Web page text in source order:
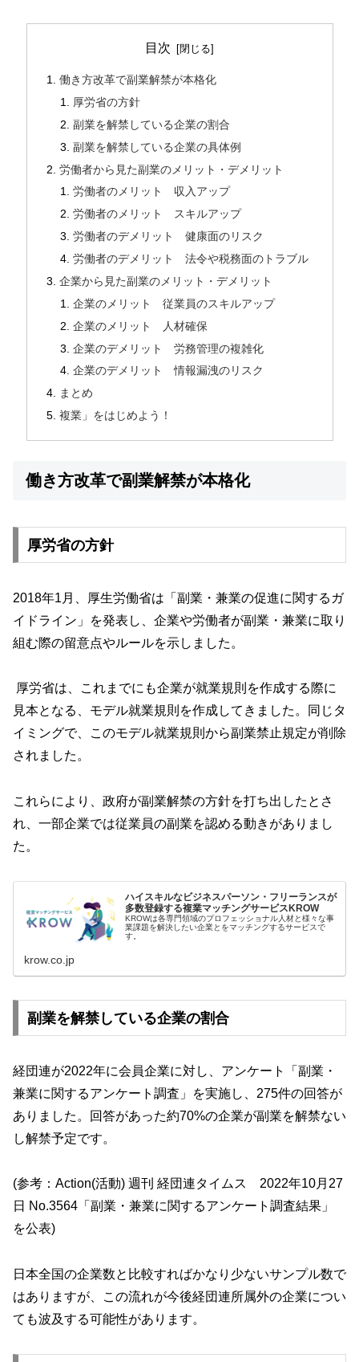
目次
働き方改革で副業解禁が本格化
厚労省の方針
副業を解禁している企業の割合
副業を解禁している企業の具体例
労働者から見た副業のメリット・デメリット
労働者のメリット 収入アップ
労働者のメリット スキルアップ
労働者のデメリット 健康面のリスク
労働者のデメリット 法令や税務面のトラブル
企業から見た副業のメリット・デメリット
企業のメリット 従業員のスキルアップ
企業のメリット 人材確保
企業のデメリット 労務管理の複雑化
企業のデメリット 情報漏洩のリスク
まとめ
複業」をはじめよう！
働き方改革で副業解禁が本格化
厚労省の方針
2018年1月、厚生労働省は「副業・兼業の促進に関するガ
イドライン」を発表し、企業や労働者が副業・兼業に取り
組む際の留意点やルールを示しました。
厚労省は、これまでにも企業が就業規則を作成する際に
見本となる、モデル就業規則を作成してきました。同じタ
イミングで、このモデル就業規則から副業禁止規定が削除
されました。
これらにより、政府が副業解禁の方針を打ち出したとさ
れ、一部企業では従業員の副業を認める動きがありまし
た。
ハイスキルなビジネスパーソン・フリーランスが
多数登録する複業マッチングサービスKROW
KROWは各専門領域のプロフェッショナル人材と様々な事
業課題を解決したい企業とをマッチングするサービスで
す。
krow.co.jp
副業を解禁している企業の割合
経団連が2022年に会員企業に対し、アンケート
「副業・
兼業に関するアンケート調査」
を実施し、275件の回答が
ありました。回答があった約70%の企業が副業を解禁ない
し解禁予定です。
(参考：Action(活動) 週刊 経団連タイムス 2022年10月27
日 No.3564「副業・兼業に関するアンケート調査結果」
を公表)
日本全国の企業数と比較すればかなり少ないサンプル数で
はありますが、この流れが今後経団連所属外の企業につい
ても波及する可能性があります。